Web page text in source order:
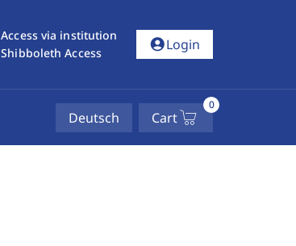
Access via institution
Shibboleth Access
account_circleLogin
Deutsch Cart
0